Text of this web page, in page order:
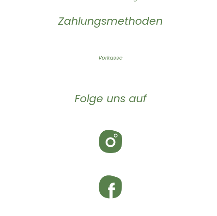
Zahlungsmethoden
Vorkasse
Folge uns auf